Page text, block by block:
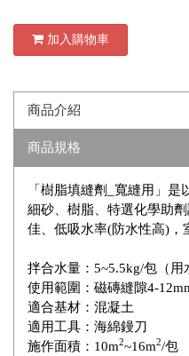
加入購物車
商品介紹
商品規格
「樹脂填縫劑_寬縫用」
細砂、樹脂、特選化學助
佳、低吸水率(防水性高)，
拌合水量：5~5.5kg/包（用
使用範圍：磁磚縫隙4-
適合基材：混凝土
適用工具：海綿鏝刀
施作面積：10m2~16m2/包